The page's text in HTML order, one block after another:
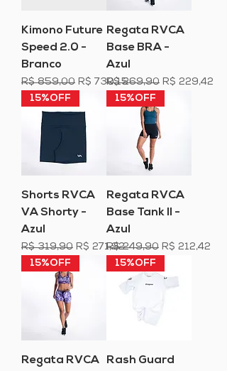
Kimono Future
Speed 2.0 -
Branco
Preço normal
R$ 859,00 Preço promocional
R$ 730,15
Regata RVCA
Base BRA -
Azul
Preço normal
R$ 269,90 Preço
R$ 229,42
15%OFF
Shorts RVCA
VA Shorty -
Azul
Preço normal
R$ 319,90 Preço promocional
R$ 271,92
15%OFF
Regata RVCA
Base Tank II -
Azul
Preço normal
R$ 249,90 Preço
R$ 212,42
15%OFF
Regata RVCA
15%OFF
Rash Guard